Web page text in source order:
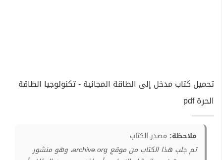
تحميل كتاب مدخل إلى الطاقة المجانية - تكنولوجيا الطاقة
الحرة pdf
ملاحظة: مصدر الكتاب
تم جلب هذا الكتاب من موقع archive.org، وهو منشور